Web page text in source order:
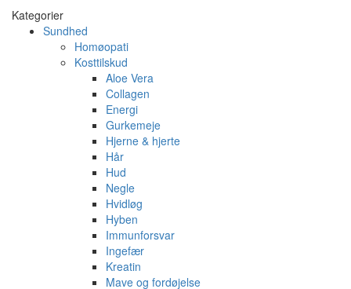
Kategorier
Sundhed
Homøopati
Kosttilskud
Aloe Vera
Collagen
Energi
Gurkemeje
Hjerne & hjerte
Hår
Hud
Negle
Hvidløg
Hyben
Immunforsvar
Ingefær
Kreatin
Mave og fordøjelse